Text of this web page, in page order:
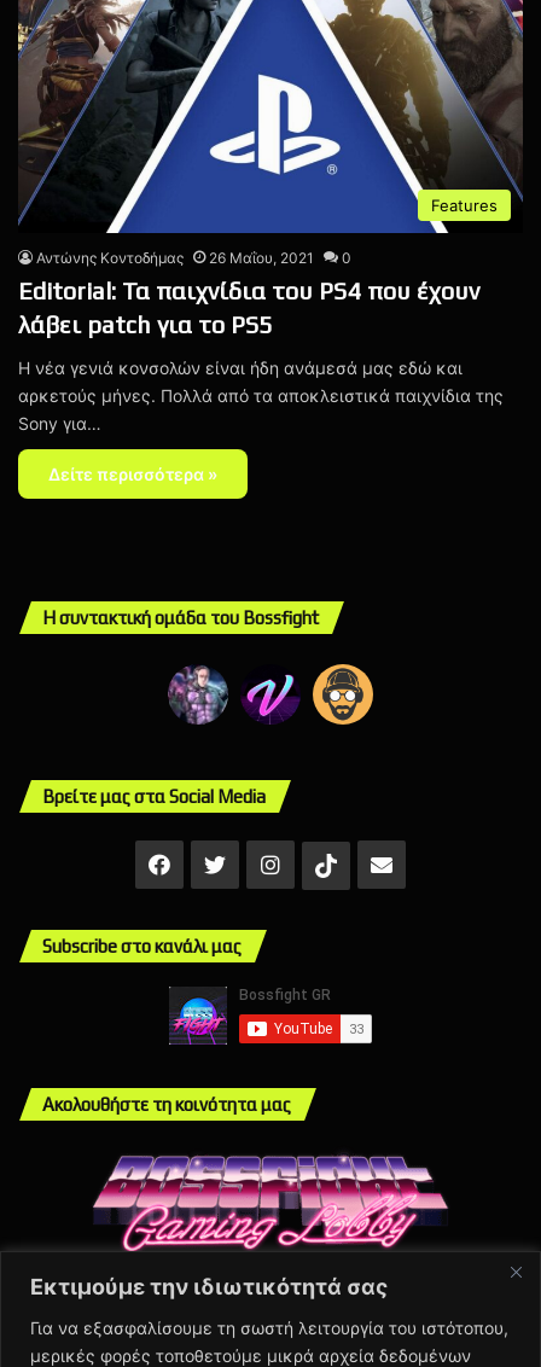
Εκτιμούμε την ιδιωτικότητά σας
Για να εξασφαλίσουμε τη σωστή λειτουργία του ιστότοπου,
μερικές φορές τοποθετούμε μικρά αρχεία δεδομένων
Features
Αντώνης Κοντοδήμας 26 Μαΐου, 2021 0
Editorial: Τα παιχνίδια του PS4 που έχουν
λάβει patch για το PS5
Η νέα γενιά κονσολών είναι ήδη ανάμεσά μας εδώ και
αρκετούς μήνες. Πολλά από τα αποκλειστικά παιχνίδια της
Sony για…
Δείτε περισσότερα »
Η συντακτική ομάδα του Bossfight
Βρείτε μας στα Social Media
Facebook
X InstagramTikTokMail
Subscribe στο κανάλι μας
Ακολουθήστε τη κοινότητα μας